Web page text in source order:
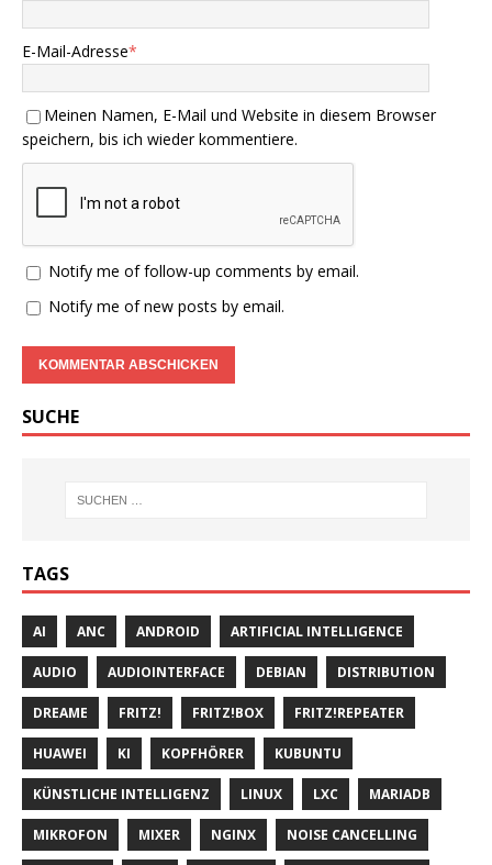
E-Mail-Adresse*
Meinen Namen, E-Mail und Website in diesem Browser
speichern, bis ich wieder kommentiere.
Notify me of follow-up comments by email.
Notify me of new posts by email.
SUCHE
TAGS
AI ANC ANDROID ARTIFICIAL INTELLIGENCE
AUDIO AUDIOINTERFACE DEBIAN DISTRIBUTION
DREAME FRITZ! FRITZ!BOX FRITZ!REPEATER
HUAWEI KI KOPFHÖRER KUBUNTU
KÜNSTLICHE INTELLIGENZ LINUX LXC MARIADB
MIKROFON MIXER NGINX NOISE CANCELLING